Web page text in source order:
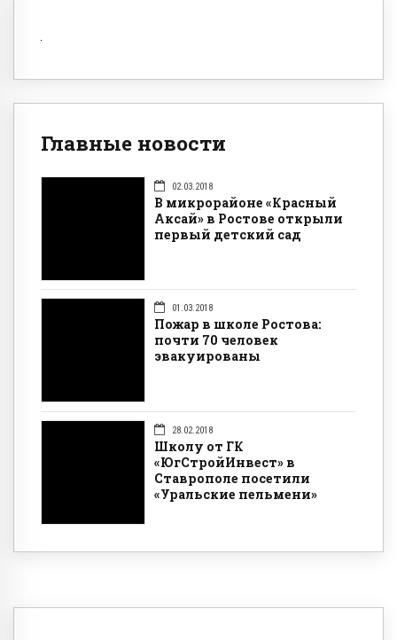
Главные новости
02.03.2018
В микрорайоне «Красный
Аксай» в Ростове открыли
первый детский сад
01.03.2018
Пожар в школе Ростова:
почти 70 человек
эвакуированы
28.02.2018
Школу от ГК
«ЮгСтройИнвест» в
Ставрополе посетили
«Уральские пельмени»